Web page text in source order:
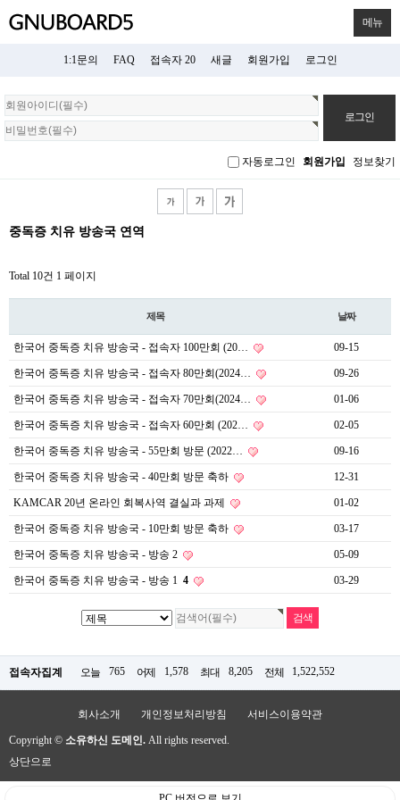
메뉴
1:1문의 FAQ 접속자 20 새글 회원가입 로그인
회
원
로
자동로그인 회원가입 정보찾기
중독증 치유 방송국 연역
Total 10건 1 페이지
제목 날짜
한국어 중독증 치유 방송국 - 접속자 100만회 (20… 09-15
한국어 중독증 치유 방송국 - 접속자 80만회(2024… 09-26
한국어 중독증 치유 방송국 - 접속자 70만회(2024… 01-06
한국어 중독증 치유 방송국 - 접속자 60만회 (202… 02-05
한국어 중독증 치유 방송국 - 55만회 방문 (2022… 09-16
한국어 중독증 치유 방송국 - 40만회 방문 축하 12-31
KAMCAR 20년 온라인 회복사역 결실과 과제 01-02
한국어 중독증 치유 방송국 - 10만회 방문 축하 03-17
한국어 중독증 치유 방송국 - 방송 2 05-09
한국어 중독증 치유 방송국 - 방송 1 4 03-29
접속자집계 오늘 765 어제 1,578 최대 8,205 전체 1,522,552
회사소개 개인정보처리방침 서비스이용약관
Copyright © 소유하신 도메인. All rights reserved.
상단으로